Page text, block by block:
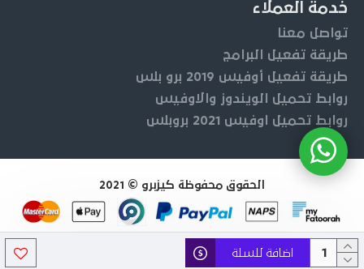
اضافة للسلة
خدمة العملاء
تواصل معنا
طريقة تفعيل البرامج
طريقة تفعيل أوفيس 2019 برو بلس
روابط تحميل الويندوز والاوفيس
روابط تحميل اوفيس 2021 بروبلس
الحقوق محفوظة كيزبرو © 2021